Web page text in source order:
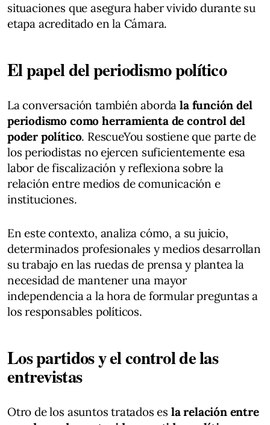
situaciones que asegura haber vivido durante su
etapa acreditado en la Cámara.
El papel del periodismo político
La conversación también abordala función del
periodismo como herramienta de control del
poder político. RescueYou sostiene que parte de
los periodistas no ejercen suficientemente esa
labor de fiscalización y reflexiona sobre la
relación entre medios de comunicación e
instituciones.
En este contexto, analiza cómo, a su juicio,
determinados profesionales y medios desarrollan
su trabajo en las ruedas de prensa y plantea la
necesidad de mantener una mayor
independencia a la hora de formular preguntas a
los responsables políticos.
Los partidos y el control de las
entrevistas
Otro de los asuntos tratados es la relación entre